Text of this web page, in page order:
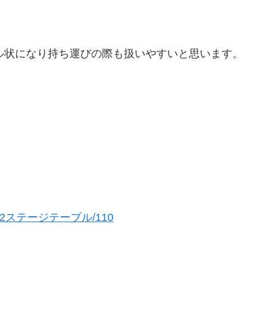
になり持ち運びの際も扱いやすいと思います。
ステージテーブル/110